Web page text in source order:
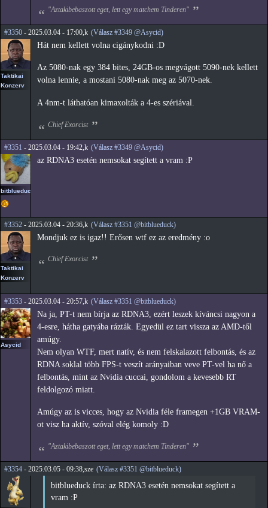
"Aztakibebaszott eget, lett egy matchem Tinderen"
#3350 - 2025.03.04 - 17:00,k (Válasz #3349 @Asycid)
Taktikai
Konzerv
Hát nem kellett volna cigánykodni :D
Az 5080-nak egy 384 bites, 24GB-os megvágott 5090-nek kellett
volna lennie, a mostani 5080-nak meg az 5070-nek.
A 4nm-t láthatóan kimaxolták a 4-es szériával.
Chief Exorcist
#3351 - 2025.03.04 - 19:42,k (Válasz #3349 @Asycid)
bitblueduck
az RDNA3 esetén nemsokat segített a vram :P
#3352 - 2025.03.04 - 20:36,k (Válasz #3351 @bitblueduck)
Taktikai
Konzerv
Mondjuk ez is igaz!! Erősen wtf ez az eredmény :o
Chief Exorcist
#3353 - 2025.03.04 - 20:57,k (Válasz #3351 @bitblueduck)
Asycid
Na ja, PT-t nem bírja az RDNA3, ezért leszek kíváncsi nagyon a
4-esre, hátha gatyába rázták. Egyedül ez tart vissza az AMD-től
amúgy.
Nem olyan WTF, mert natív, és nem felskalazott felbontás, és az
RDNA soklal több FPS-t veszít arányaiban veve PT-vel ha nő a
felbontás, mint az Nvidia cuccai, gondolom a kevesebb RT
feldolgozó miatt.
Amúgy az is vicces, hogy az Nvidia féle framegen +1GB VRAM-
ot visz ha aktív, szóval elég komoly :D
"Aztakibebaszott eget, lett egy matchem Tinderen"
#3354 - 2025.03.05 - 09:38,sze (Válasz #3351 @bitblueduck)
bitblueduck írta: az RDNA3 esetén nemsokat segített a
vram :P